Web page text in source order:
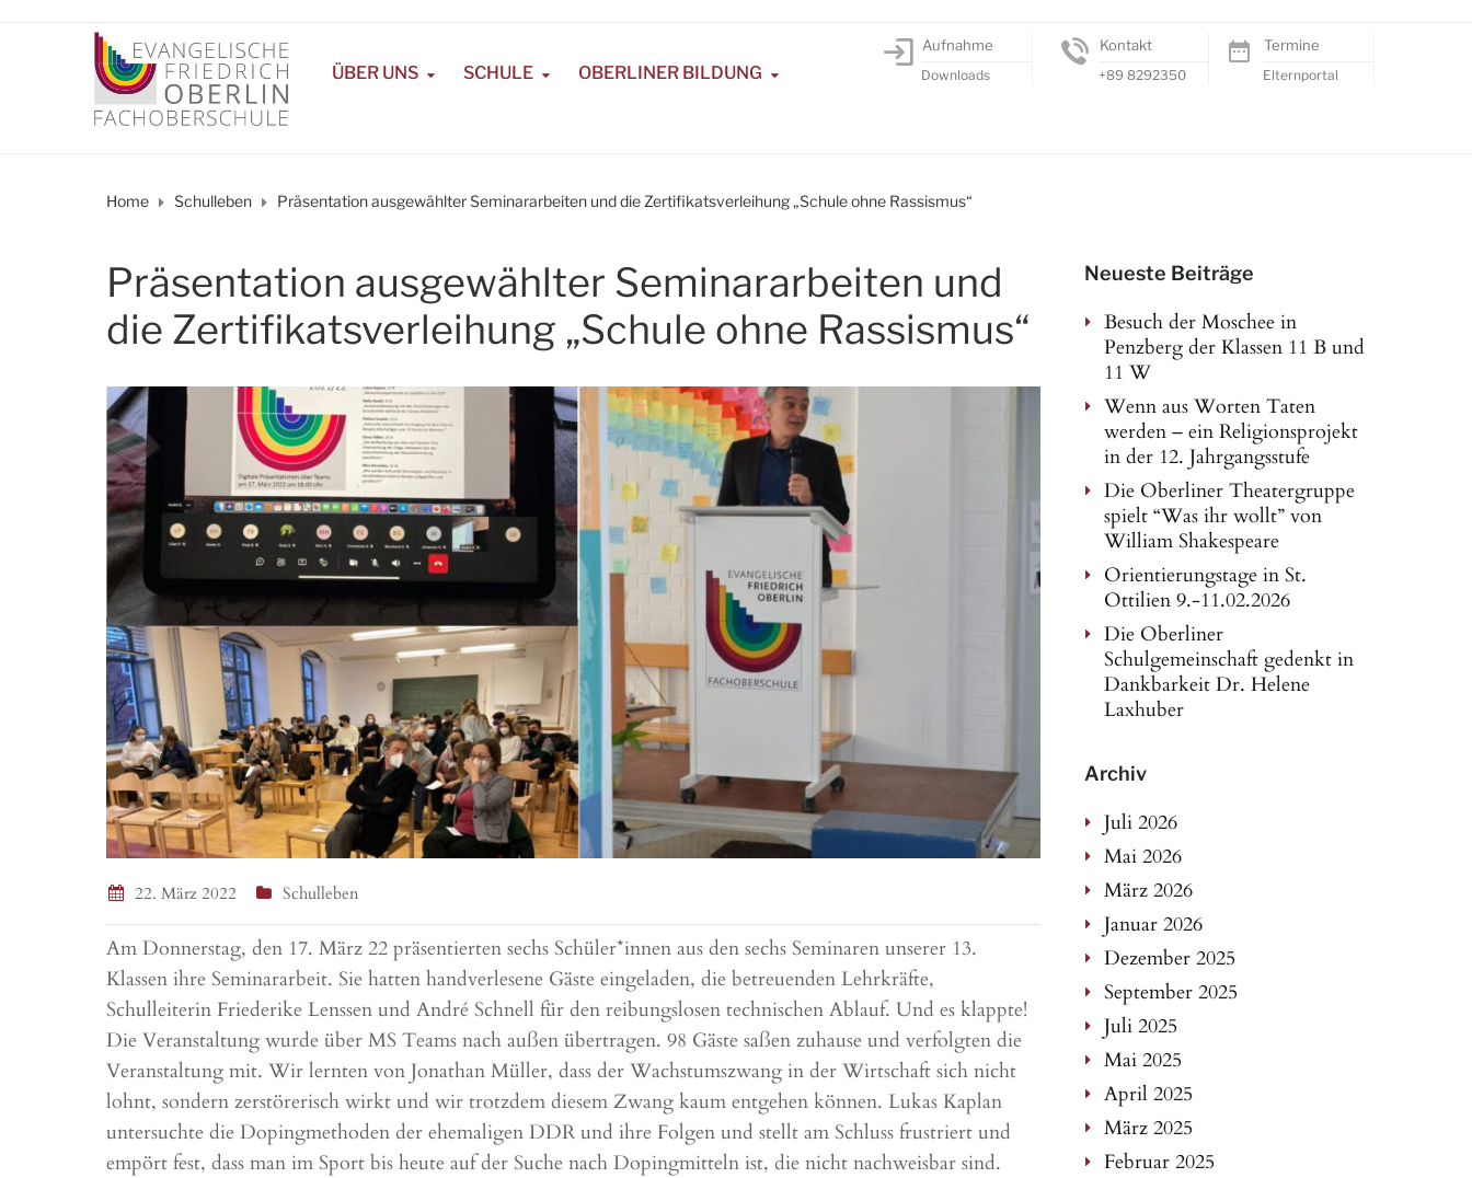
ÜBER UNS SCHULE OBERLINER BILDUNG
Aufnahme
Downloads
Kontakt
+89 8292350
Termine
Elternportal
Home Schulleben Präsentation ausgewählter Seminararbeiten und die Zertifikatsverleihung „Schule ohne Rassismus“
Präsentation ausgewählter Seminararbeiten und
die Zertifikatsverleihung „Schule ohne Rassismus“
22. März 2022 Schulleben
Am Donnerstag, den 17. März 22 präsentierten sechs Schüler*innen aus den sechs Seminaren unserer 13.
Klassen ihre Seminararbeit. Sie hatten handverlesene Gäste eingeladen, die betreuenden Lehrkräfte,
Schulleiterin Friederike Lenssen und André Schnell für den reibungslosen technischen Ablauf. Und es klappte!
Die Veranstaltung wurde über MS Teams nach außen übertragen. 98 Gäste saßen zuhause und verfolgten die
Veranstaltung mit. Wir lernten von Jonathan Müller, dass der Wachstumszwang in der Wirtschaft sich nicht
lohnt, sondern zerstörerisch wirkt und wir trotzdem diesem Zwang kaum entgehen können. Lukas Kaplan
untersuchte die Dopingmethoden der ehemaligen DDR und ihre Folgen und stellt am Schluss frustriert und
empört fest, dass man im Sport bis heute auf der Suche nach Dopingmitteln ist, die nicht nachweisbar sind.
Neueste Beiträge
Besuch der Moschee in
Penzberg der Klassen 11 B und
11 W
Wenn aus Worten Taten
werden – ein Religionsprojekt
in der 12. Jahrgangsstufe
Die Oberliner Theatergruppe
spielt “Was ihr wollt” von
William Shakespeare
Orientierungstage in St.
Ottilien 9.-11.02.2026
Die Oberliner
Schulgemeinschaft gedenkt in
Dankbarkeit Dr. Helene
Laxhuber
Archiv
Juli 2026
Mai 2026
März 2026
Januar 2026
Dezember 2025
September 2025
Juli 2025
Mai 2025
April 2025
März 2025
Februar 2025